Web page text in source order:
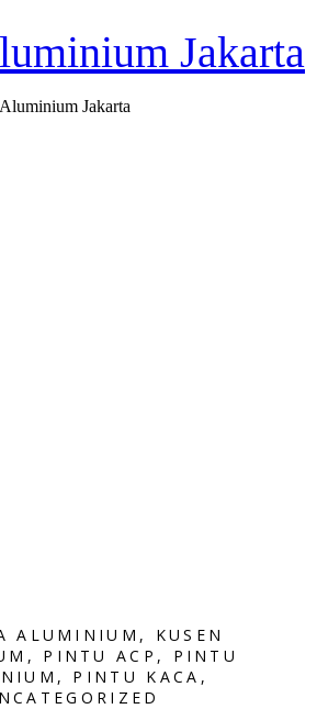
Jakarta
Jakarta
ALUMINIUM , KUSEN
, PINTU ACP , PINTU
, PINTU KACA ,